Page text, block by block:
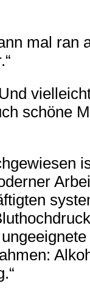
mal ran
schöne